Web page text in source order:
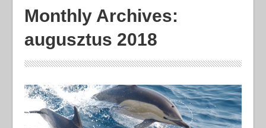
Monthly Archives:
augusztus 2018